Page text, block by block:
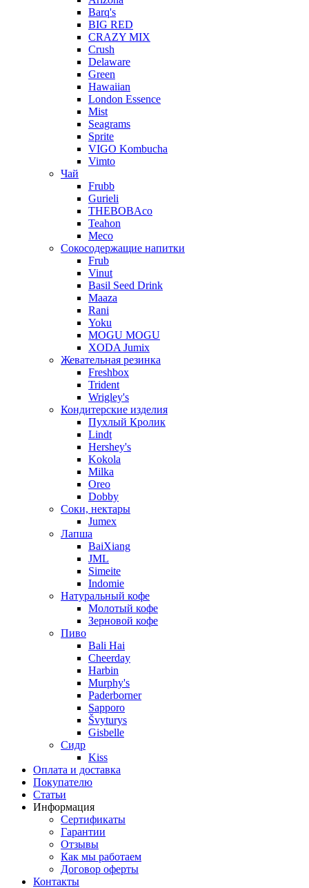
Barq's
BIG RED
CRAZY MIX
Crush
Delaware
Green
Hawaiian
London Essence
Mist
Seagrams
Sprite
VIGO Kombucha
Vimto
Чай
Frubb
Gurieli
THEBOBAco
Teahon
Meco
Сокосодержащие напитки
Frub
Vinut
Basil Seed Drink
Maaza
Rani
Yoku
MOGU MOGU
XODA Jumix
Жевательная резинка
Freshbox
Trident
Wrigley's
Кондитерские изделия
Пухлый Кролик
Lindt
Hershey's
Kokola
Milka
Oreo
Dobby
Соки, нектары
Jumex
Лапша
BaiXiang
JML
Simeite
Indomie
Натуральный кофе
Молотый кофе
Зерновой кофе
Пиво
Bali Hai
Cheerday
Harbin
Murphy's
Paderborner
Sapporo
Švyturys
Gisbelle
Сидр
Kiss
Оплата и доставка
Покупателю
Статьи
Информация
Сертификаты
Гарантии
Отзывы
Как мы работаем
Договор оферты
Контакты